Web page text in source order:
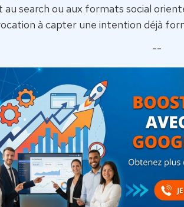
search ou aux formats social
à capter une intention déjà
--